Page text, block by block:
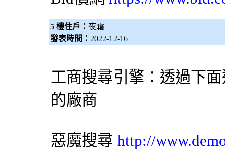
5 樓住戶： 夜霜
發表時間： 2022-12-16
工商搜尋引擎 ：透過下
的廠商
惡魔搜尋 http://